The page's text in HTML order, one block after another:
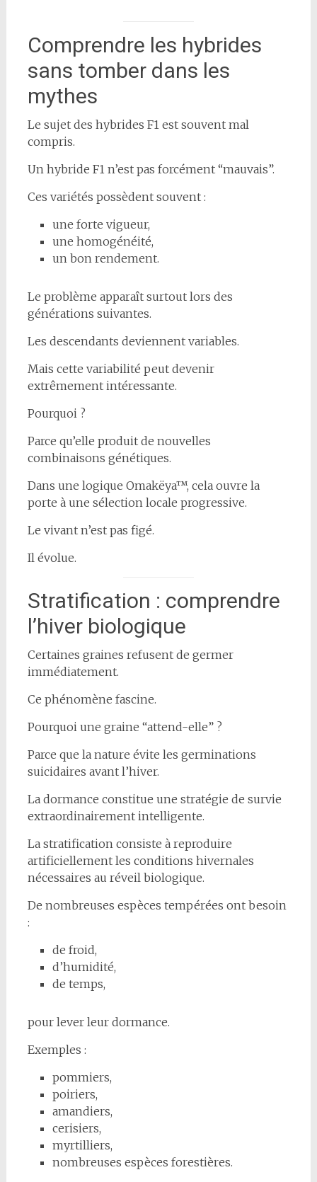
Comprendre les hybrides
sans tomber dans les
mythes
Le sujet des hybrides F1 est souvent mal
compris.
Un hybride F1 n’est pas forcément “mauvais”.
Ces variétés possèdent souvent :
une forte vigueur,
une homogénéité,
un bon rendement.
Le problème apparaît surtout lors des
générations suivantes.
Les descendants deviennent variables.
Mais cette variabilité peut devenir
extrêmement intéressante.
Pourquoi ?
Parce qu’elle produit de nouvelles
combinaisons génétiques.
Dans une logique Omakëya™, cela ouvre la
porte à une sélection locale progressive.
Le vivant n’est pas figé.
Il évolue.
Stratification : comprendre
l’hiver biologique
Certaines graines refusent de germer
immédiatement.
Ce phénomène fascine.
Pourquoi une graine “attend-elle” ?
Parce que la nature évite les germinations
suicidaires avant l’hiver.
La dormance constitue une stratégie de survie
extraordinairement intelligente.
La stratification consiste à reproduire
artificiellement les conditions hivernales
nécessaires au réveil biologique.
De nombreuses espèces tempérées ont besoin
:
de froid,
d’humidité,
de temps,
pour lever leur dormance.
Exemples :
pommiers,
poiriers,
amandiers,
cerisiers,
myrtilliers,
nombreuses espèces forestières.